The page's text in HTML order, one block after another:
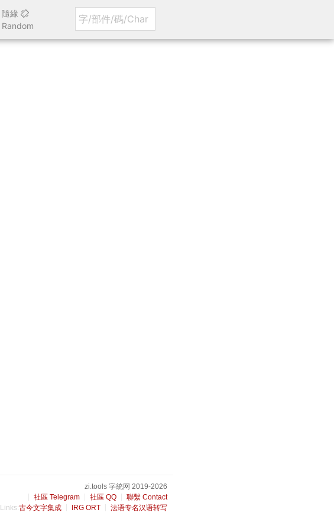
隨緣
Random
zi.tools 字統网 2019-2026
社區 Telegram
社區 QQ
聯繫 Contact
Links:古今文字集成 IRG ORT 法语专名汉语转写